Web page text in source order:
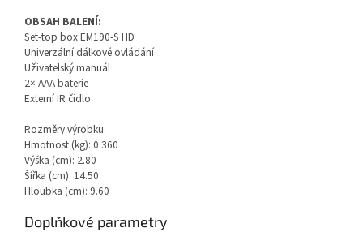
OBSAH BALENÍ:
Set-top box EM190-S HD
Univerzální dálkové ovládání
Uživatelský manuál
2× AAA baterie
Externí IR čidlo
Rozměry výrobku:
Hmotnost (kg): 0.360
Výška (cm): 2.80
Šířka (cm): 14.50
Hloubka (cm): 9.60
Doplňkové parametry